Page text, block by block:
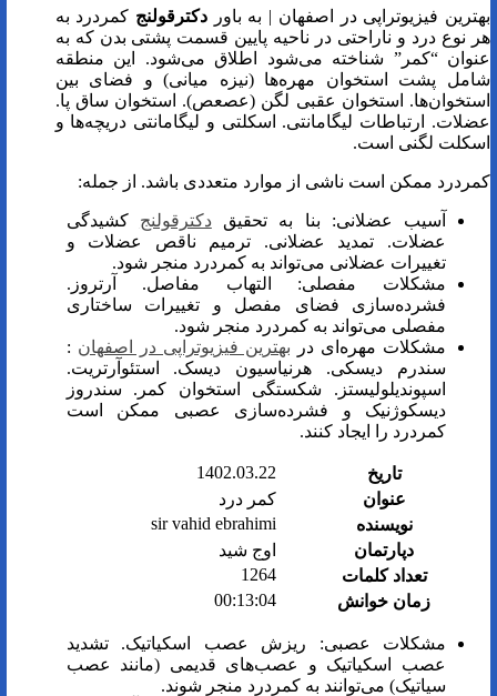
بهترین فیزیوتراپی در اصفهان | به باور دکترقولنج کمردرد به
هر نوع درد و ناراحتی در ناحیه پایین قسمت پشتی بدن که به
عنوان “کمر” شناخته می‌شود اطلاق می‌شود. این منطقه
شامل پشت استخوان مهره‌ها (نیزه میانی) و فضای بین
استخوان‌ها. استخوان عقبی لگن (عصعص). استخوان ساق پا.
عضلات. ارتباطات لیگامانتی. اسکلتی و لیگامانتی دریچه‌ها و
اسکلت لگنی است.
کمردرد ممکن است ناشی از موارد متعددی باشد. از جمله:
آسیب عضلانی: بنا به تحقیقدکترقولنج کشیدگی
عضلات. تمدید عضلانی. ترمیم ناقص عضلات و
تغییرات عضلانی می‌تواند به کمردرد منجر شود.
مشکلات مفصلی: التهاب مفاصل. آرتروز.
فشرده‌سازی فضای مفصل و تغییرات ساختاری
مفصلی می‌تواند به کمردرد منجر شود.
مشکلات مهره‌ای در بهترین فیزیوتراپی در اصفهان :
سندرم دیسکی. هرنیاسیون دیسک. استئوآرتریت.
اسپوندیلولیستز. شکستگی استخوان کمر. سندروز
دیسکوژنیک و فشرده‌سازی عصبی ممکن است
کمردرد را ایجاد کنند.
تاریخ
1402.03.22
عنوان
کمر درد
نویسنده
sir vahid ebrahimi
دپارتمان
اوج شید
تعداد کلمات
1264
زمان خوانش
00:13:04
مشکلات عصبی: ریزش عصب اسکیاتیک. تشدید
عصب اسکیاتیک و عصب‌های قدیمی (مانند عصب
سیاتیک) می‌توانند به کمردرد منجر شوند.